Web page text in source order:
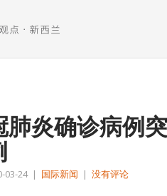
肺炎确诊病例
03-24 | 国际新闻 | 没有评论